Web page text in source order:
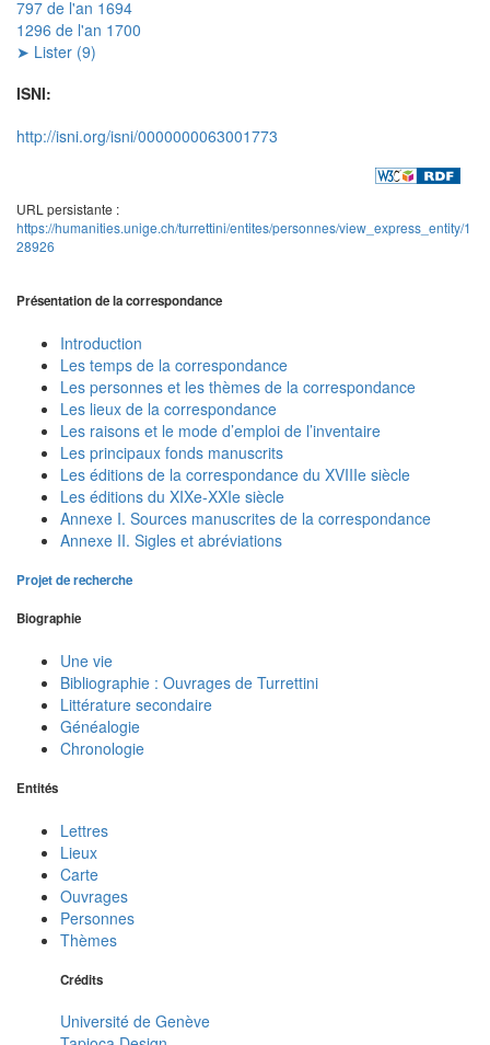
797 de l'an 1694
1296 de l'an 1700
➤ Lister (9)
ISNI:
http://isni.org/isni/0000000063001773
URL persistante :
https://humanities.unige.ch/turrettini/entites/personnes/view_express_entity/1
28926
Présentation de la correspondance
Introduction
Les temps de la correspondance
Les personnes et les thèmes de la correspondance
Les lieux de la correspondance
Les raisons et le mode d’emploi de l’inventaire
Les principaux fonds manuscrits
Les éditions de la correspondance du XVIIIe siècle
Les éditions du XIXe-XXIe siècle
Annexe I. Sources manuscrites de la correspondance
Annexe II. Sigles et abréviations
Projet de recherche
Biographie
Une vie
Bibliographie : Ouvrages de Turrettini
Littérature secondaire
Généalogie
Chronologie
Entités
Lettres
Lieux
Carte
Ouvrages
Personnes
Thèmes
Crédits
Université de Genève